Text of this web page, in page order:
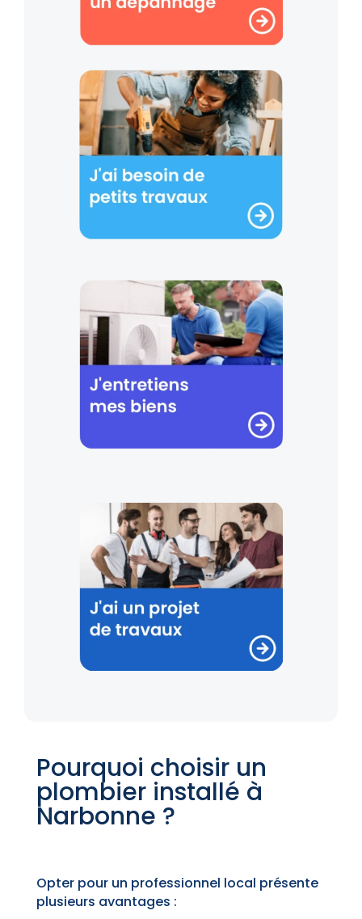
Pourquoi choisir un
plombier installé à
Narbonne ?
Opter pour un professionnel local présente
plusieurs avantages :